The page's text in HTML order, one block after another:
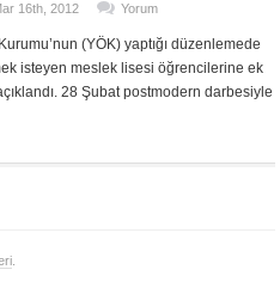
16th, 2012 Yorum
(YÖK) yaptığı düzenlemede
isteyen meslek lisesi öğrencilerine ek
28 Şubat postmodern darbesiyle